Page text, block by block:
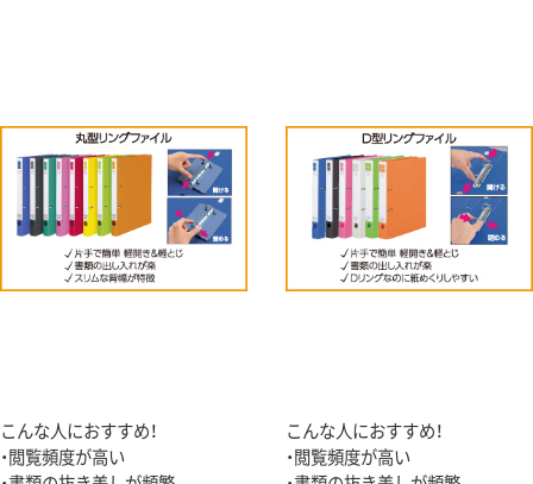
こんな人におすすめ！
・閲覧頻度が高い
こんな人におすすめ！
・閲覧頻度が高い